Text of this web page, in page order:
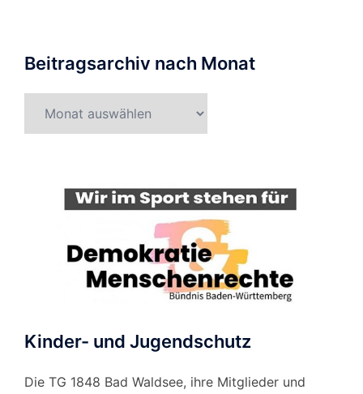
Beitragsarchiv nach Monat
nach
Kinder- und Jugendschutz
Die TG 1848 Bad Waldsee, ihre Mitglieder und